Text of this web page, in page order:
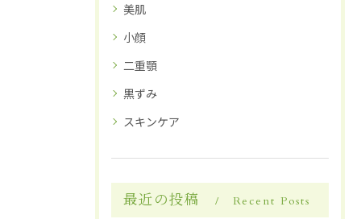
美肌
小顔
二重顎
黒ずみ
スキンケア
最近の投稿 Recent Posts